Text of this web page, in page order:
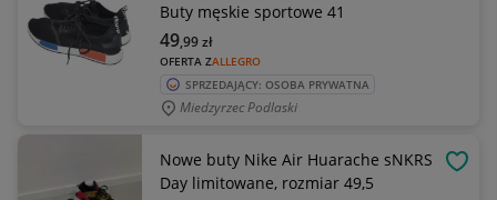
Buty męskie sportowe 41
OFERTA ZALLEGRO
49,99zł
SPRZEDAJĄCY: OSOBA PRYWATNA
Miedzyrzec Podlaski
Nowe buty Nike Air Huarache sNKRS
Day limitowane, rozmiar 49,5